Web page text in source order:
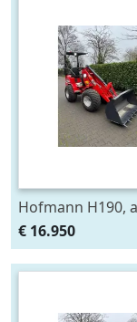
Hofmann H190,
€ 325,- per maand.
€ 16.950